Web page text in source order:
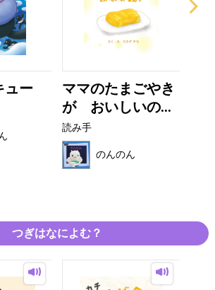
ュー
ママのたまごやき
が おいしいの...
読み手
のんのん
つぎはなによむ？